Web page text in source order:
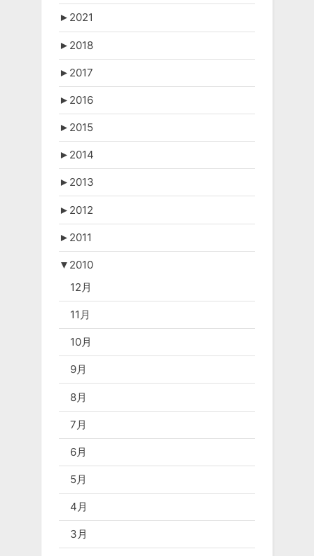
► 2021
► 2018
► 2017
► 2016
► 2015
► 2014
► 2013
► 2012
► 2011
▼ 2010
12月
11月
10月
9月
8月
7月
6月
5月
4月
3月